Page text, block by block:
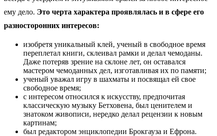
ему дело. Это черта характера проявлялась и в сфере его
разносторонних интересов:
изобретя уникальный клей, ученый в свободное время
переплетал книги, склеивал рамки и делал чемоданы.
Даже потеряв зрение на склоне лет, он оставался
мастером чемоданных дел, изготавливая их по памяти;
ученый уважал игру в шахматы и посвящал ей свое
свободное время;
с интересом относился к искусству, предпочитая
классическую музыку Бетховена, был ценителем и
знатоком живописи, нередко делал рецензии к новым
картинам;
был редактором энциклопедии Брокгауза и Ефрона.